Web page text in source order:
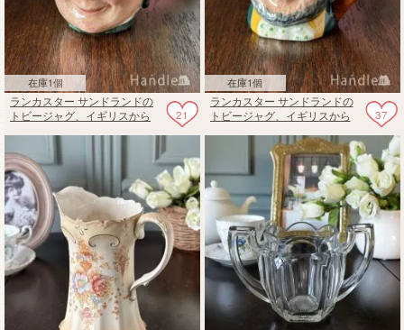
在庫1個
21
ランカスター サンドランドの
トビージャグ、イギリスから
在庫1個
37
ランカスター サンドランドの
トビージャグ、イギリスから